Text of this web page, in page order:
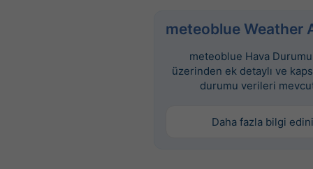
meteoblue Weather
meteoblue Hava
üzerinden ek detaylı ve
durumu verileri
Daha fazla bilgi